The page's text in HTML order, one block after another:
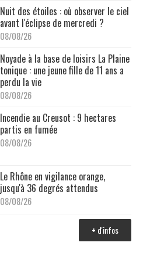
Nuit des étoiles : où observer le ciel
avant l'éclipse de mercredi ?
08/08/26
Noyade à la base de loisirs La Plaine
tonique : une jeune fille de 11 ans a
perdu la vie
08/08/26
Incendie au Creusot : 9 hectares
partis en fumée
08/08/26
Le Rhône en vigilance orange,
jusqu'à 36 degrés attendus
08/08/26
+ d'infos